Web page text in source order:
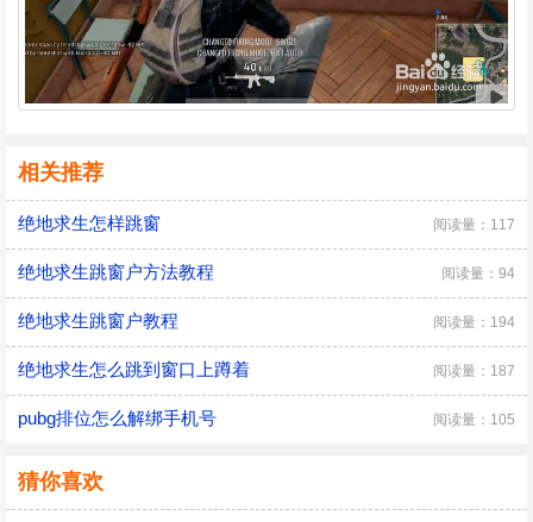
相关推荐
绝地求生怎样跳窗 阅读量：117
绝地求生跳窗户方法教程 阅读量：94
绝地求生跳窗户教程 阅读量：194
绝地求生怎么跳到窗口上蹲着 阅读量：187
pubg排位怎么解绑手机号 阅读量：105
猜你喜欢